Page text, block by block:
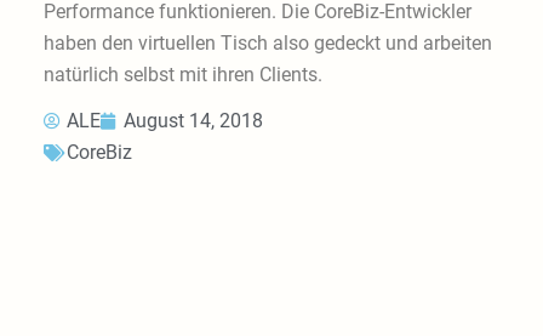
Performance funktionieren. Die CoreBiz-Entwickler
haben den virtuellen Tisch also gedeckt und arbeiten
natürlich selbst mit ihren Clients.
ALE
August 14, 2018
CoreBiz